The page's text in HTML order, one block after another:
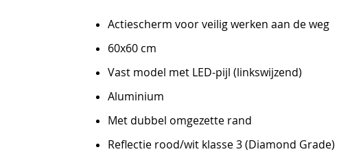
van
gallerij
Actiescherm voor veilig werken aan de weg
60x60 cm
Vast model met LED-pijl (linkswijzend)
Aluminium
Met dubbel omgezette rand
Reflectie rood/wit klasse 3 (Diamond Grade)